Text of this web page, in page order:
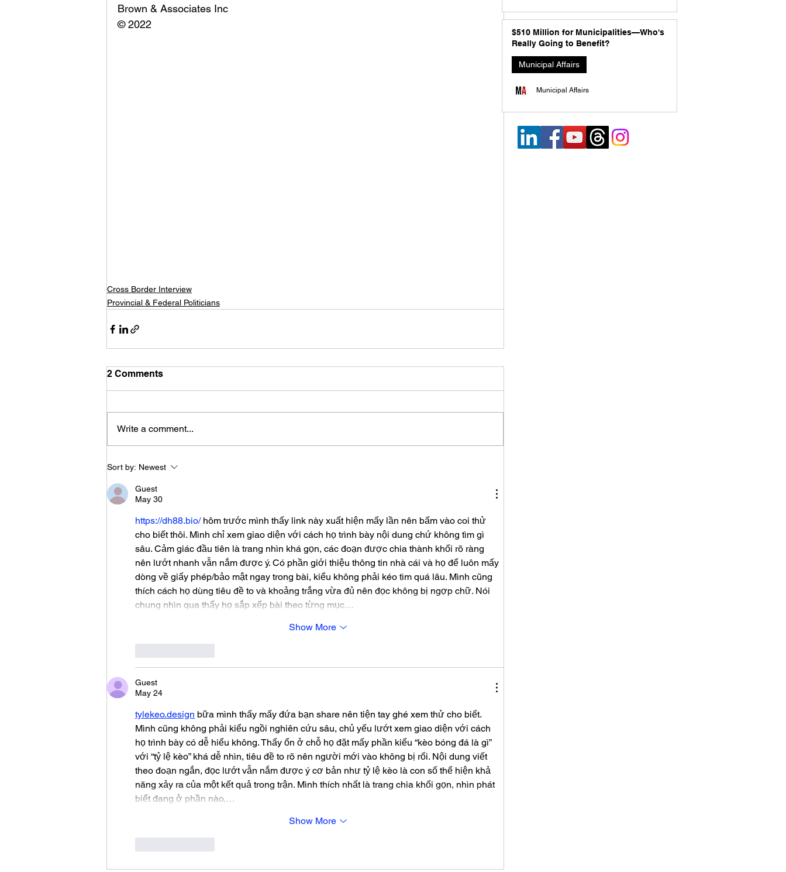
Brown & Associates Inc
© 2022
Cross Border Interview
Provincial & Federal Politicians
2 Comments
Write a comment...
Sort by: Newest
Guest
May 30
https://dh88.bio/ hôm trước mình thấy link này xuất hiện mấy lần nên bấm vào coi thử
cho biết thôi. Mình chỉ xem giao diện với cách họ trình bày nội dung chứ không tìm gì
sâu. Cảm giác đầu tiên là trang nhìn khá gọn, các đoạn được chia thành khối rõ ràng
nên lướt nhanh vẫn nắm được ý. Có phần giới thiệu thông tin nhà cái và họ để luôn mấy
dòng về giấy phép/bảo mật ngay trong bài, kiểu không phải kéo tìm quá lâu. Mình cũng
thích cách họ dùng tiêu đề to và khoảng trắng vừa đủ nên đọc không bị ngợp chữ. Nói
chung nhìn qua thấy họ sắp xếp bài theo từng mục…
Show More
Guest
May 24
tylekeo.design bữa mình thấy mấy đứa bạn share nên tiện tay ghé xem thử cho biết.
Mình cũng không phải kiểu ngồi nghiên cứu sâu, chủ yếu lướt xem giao diện với cách
họ trình bày có dễ hiểu không. Thấy ổn ở chỗ họ đặt mấy phần kiểu “kèo bóng đá là gì”
với “tỷ lệ kèo” khá dễ nhìn, tiêu đề to rõ nên người mới vào không bị rối. Nội dung viết
theo đoạn ngắn, đọc lướt vẫn nắm được ý cơ bản như tỷ lệ kèo là con số thể hiện khả
năng xảy ra của một kết quả trong trận. Mình thích nhất là trang chia khối gọn, nhìn phát
biết đang ở phần nào,…
Show More
$510 Million for Municipalities—Who's
Really Going to Benefit?
Municipal Affairs
Municipal Affairs